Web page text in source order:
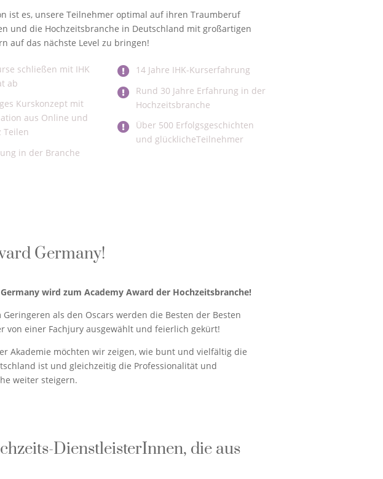
ist es, unsere Teilnehmer optimal auf ihren Traumberuf
und die Hochzeitsbranche in Deutschland mit großartigen
auf das nächste Level zu bringen!
schließen mit IHK
ab
Kurskonzept mit
aus Online und
Teilen
in der Branche
14 Jahre IHK-Kurserfahrung
Rund 30 Jahre Erfahrung in der
Hochzeitsbranche
Über 500 Erfolgsgeschichten
und glücklicheTeilnehmer
Germany​!
wird zum Academy Award der Hochzeitsbranche!
als den Oscars werden die Besten der Besten
von einer Fachjury ausgewählt und feierlich gekürt!
Akademie möchten wir zeigen, wie bunt und vielfältig die
ist und gleichzeitig die Professionalität und
weiter steigern.
DienstleisterInnen, die aus